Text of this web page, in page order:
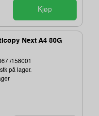
Kjøp
Next A4 80G
/158001
på lager.